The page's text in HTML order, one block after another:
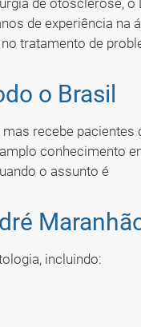
de otosclerose, o
de experiência na
tratamento de
o Brasil
recebe pacientes
conhecimento
o assunto é
incluindo: